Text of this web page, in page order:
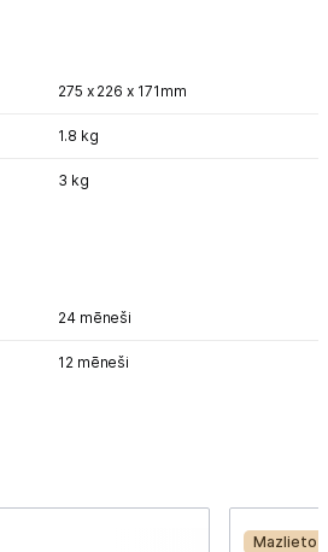
275 x 226 x 171mm
1.8 kg
3 kg
24 mēneši
12 mēneši